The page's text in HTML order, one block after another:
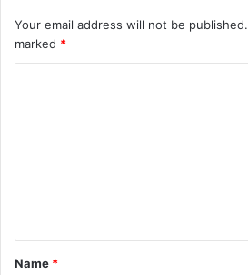
Your email address will not be published.
marked *
t
*
Name *